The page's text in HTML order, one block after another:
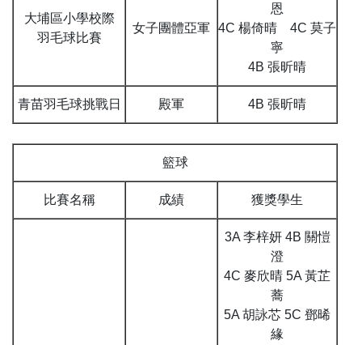
大埔區小學校際
羽毛球比賽
女子團體亞軍
恩
4C 楊倚晴 4C 莫子
寧
4B 張昕晴
青苗羽毛球挑戰日 殿軍 4B 張昕晴
籃球
比賽名稱 成績 獲獎學生
3A 李梓妍 4B 關愷
澄
4C 麥欣晴 5A 黃芷
蕎
5A 胡詠芯 5C 鄧晞
緣